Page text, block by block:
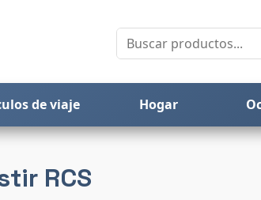
de viaje Hogar
RCS